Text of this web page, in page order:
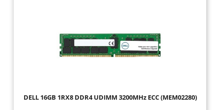
DELL 16GB 1RX8 DDR4 UDIMM 3200MHz ECC (MEM02280)